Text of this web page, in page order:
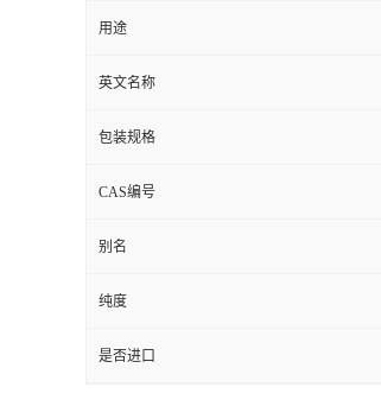
用途
英文名称
包装规格
CAS编号
别名
纯度
是否进口